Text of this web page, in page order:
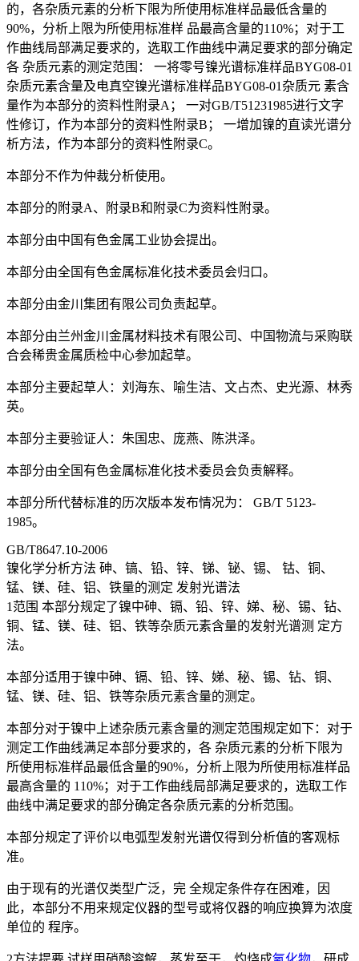
的，各杂质元素的分析下限为所使用标准样品最低含量的
90%，分析上限为所使用标准样 品最高含量的110%；对于工
作曲线局部满足要求的，选取工作曲线中满足要求的部分确定
各 杂质元素的测定范围： 一将零号镍光谱标准样品BYG08-01
杂质元素含量及电真空镍光谱标准样品BYG08-01杂质元 素含
量作为本部分的资料性附录A； 一对GB/T51231985进行文字
性修订，作为本部分的资料性附录B； 一增加镍的直读光谱分
析方法，作为本部分的资料性附录C。
本部分不作为仲裁分析使用。
本部分的附录A、附录B和附录C为资料性附录。
本部分由中国有色金属工业协会提出。
本部分由全国有色金属标准化技术委员会归口。
本部分由金川集团有限公司负责起草。
本部分由兰州金川金属材料技术有限公司、中国物流与采购联
合会稀贵金属质检中心参加起草。
本部分主要起草人：刘海东、喻生洁、文占杰、史光源、林秀
英。
本部分主要验证人：朱国忠、庞燕、陈洪泽。
本部分由全国有色金属标准化技术委员会负责解释。
本部分所代替标准的历次版本发布情况为： GB/T 5123-
1985。
GB/T8647.10-2006
镍化学分析方法 砷、镐、铅、锌、锑、铋、锡、 钴、铜、
锰、镁、硅、铝、铁量的测定 发射光谱法
1范围 本部分规定了镍中砷、镉、铅、锌、娣、秘、锡、钻、
铜、锰、镁、硅、铝、铁等杂质元素含量的发射光谱测 定方
法。
本部分适用于镍中砷、镉、铅、锌、娣、秘、锡、钻、铜、
锰、镁、硅、铝、铁等杂质元素含量的测定。
本部分对于镍中上述杂质元素含量的测定范围规定如下：对于
测定工作曲线满足本部分要求的，各 杂质元素的分析下限为
所使用标准样品最低含量的90%，分析上限为所使用标准样品
最高含量的 110%；对于工作曲线局部满足要求的，选取工作
曲线中满足要求的部分确定各杂质元素的分析范围。
本部分规定了评价以电弧型发射光谱仅得到分析值的客观标
准。
由于现有的光谱仅类型广泛，完 全规定条件存在困难，因
此，本部分不用来规定仪器的型号或将仅器的响应换算为浓度
单位的 程序。